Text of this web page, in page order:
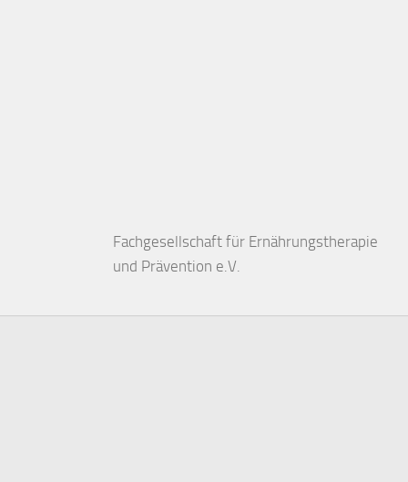
Fachgesellschaft für Ernährungstherapie
und Prävention e.V.